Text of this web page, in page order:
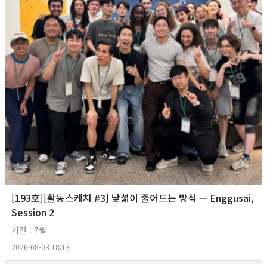
[193호][활동스케치 #3] 낯섦이 줄어드는 방식 — Enggusai,
Session 2
기간 : 7월
2026-08-03 18:13